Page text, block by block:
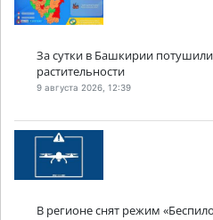
За сутки в Башкирии
растительности
9 августа 2026, 12:39
В регионе снят режим